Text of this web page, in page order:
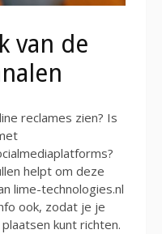
van de
reclames zien? Is
helpt om deze
lime-technologies.nl
ook, zodat je je
kunt richten.